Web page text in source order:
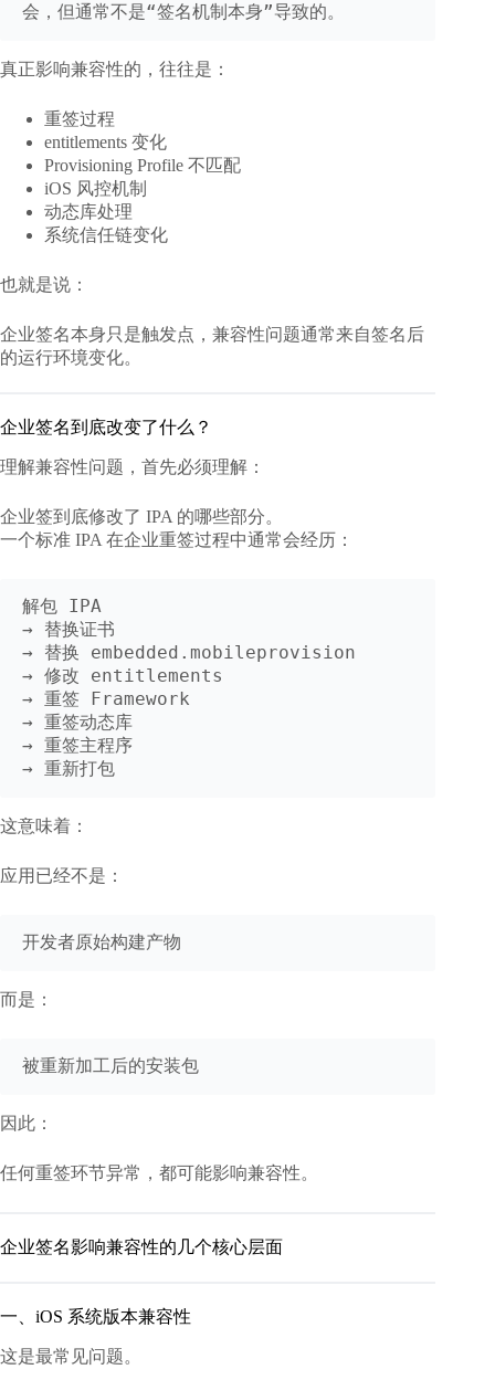
真正影响兼容性的，往往是：
重签过程
entitlements 变化
Provisioning Profile 不匹配
iOS 风控机制
动态库处理
系统信任链变化
也就是说：
企业签名本身只是触发点，兼容性问题通常来自签名后
的运行环境变化。
企业签名到底改变了什么？
理解兼容性问题，首先必须理解：
企业签到底修改了 IPA 的哪些部分。
一个标准 IPA 在企业重签过程中通常会经历：
解包 IPA
→ 替换证书
→ 替换 embedded.mobileprovision
→ 修改 entitlements
→ 重签 Framework
→ 重签动态库
→ 重签主程序
这意味着：
应用已经不是：
而是：
因此：
任何重签环节异常，都可能影响兼容性。
企业签名影响兼容性的几个核心层面
一、iOS 系统版本兼容性
这是最常见问题。